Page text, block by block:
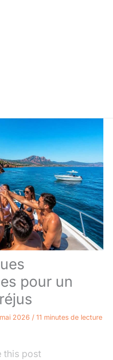
pour un
2026 / 11 minutes de lecture
this post